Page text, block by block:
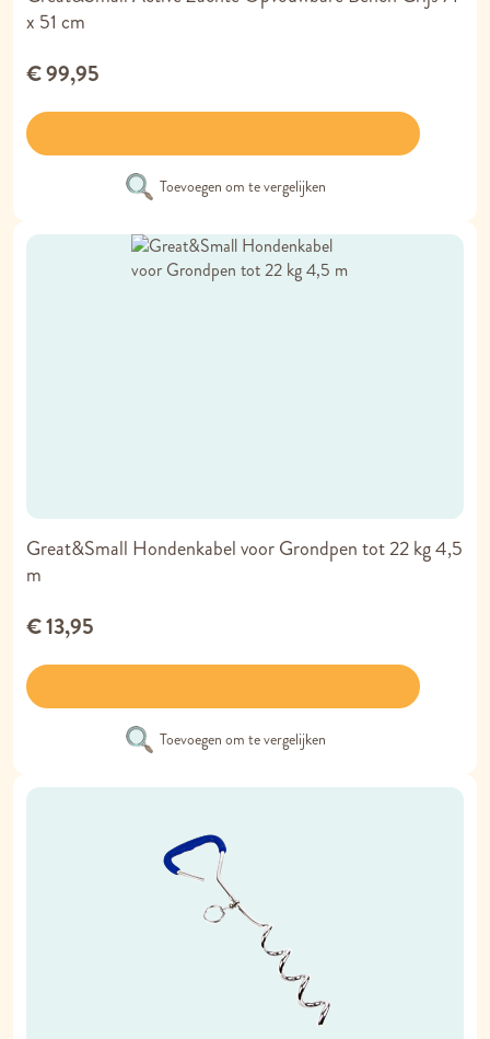
x 51 cm
€ 99,95
Toevoegen om te vergelijken
Great&Small Hondenkabel voor Grondpen tot 22 kg 4,5
m
€ 13,95
Toevoegen om te vergelijken